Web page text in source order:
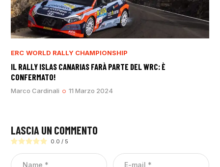
ERC WORLD RALLY CHAMPIONSHIP
IL RALLY ISLAS CANARIAS FARÀ PARTE DEL WRC: È
CONFERMATO!
Marco Cardinali 11 Marzo 2024
LASCIA UN COMMENTO
0.0 / 5